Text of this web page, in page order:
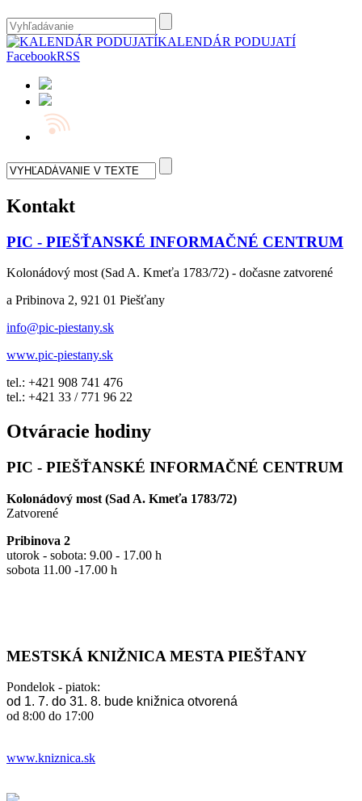
KALENDÁR PODUJATÍ
FacebookRSS
Kontakt
PIC - PIEŠŤANSKÉ INFORMAČNÉ CENTRUM
Kolonádový most (Sad A. Kmeťa 1783/72) - dočasne zatvorené
a Pribinova 2, 921 01 Piešťany
info@pic-piestany.sk
www.pic-piestany.sk
tel.: +421 908 741 476
tel.: +421 33 / 771 96 22
Otváracie hodiny
PIC - PIEŠŤANSKÉ INFORMAČNÉ CENTRUM
Kolonádový most (Sad A. Kmeťa 1783/72)
Zatvorené
Pribinova 2
utorok - sobota: 9.00 - 17.00 h
sobota 11.00 -17.00 h
MESTSKÁ KNIŽNICA MESTA PIEŠŤANY
Pondelok - piatok:
od 1. 7. do 31. 8. bude knižnica otvorená
od 8:00 do 17:00
www.kniznica.sk